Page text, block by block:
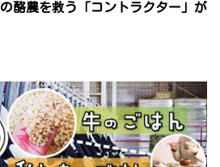
酪農を救う「コントラクター」が